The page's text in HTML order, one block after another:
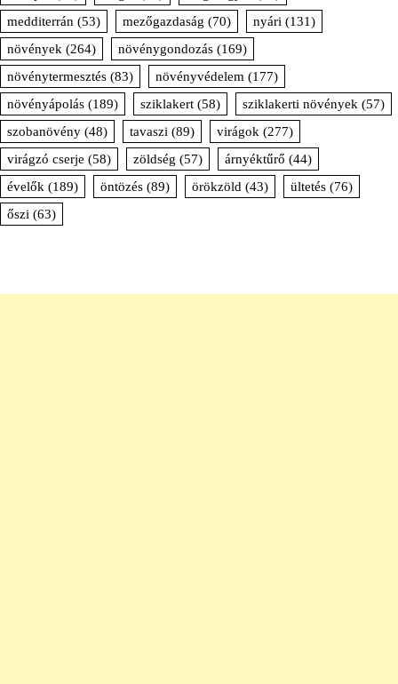
medditerrán (53) mezőgazdaság (70) nyári (131)
növények (264) növénygondozás (169)
növénytermesztés (83) növényvédelem (177)
növényápolás (189) sziklakert (58) sziklakerti növények (57)
szobanövény (48) tavaszi (89) virágok (277)
virágzó cserje (58) zöldség (57) árnyéktűrő (44)
évelők (189) öntözés (89) örökzöld (43) ültetés (76)
őszi (63)